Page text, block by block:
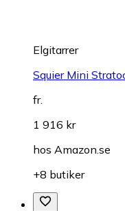
Elgitarrer
Squier Mini
fr.
1 916 kr
hos Amazon.se
+8 butiker